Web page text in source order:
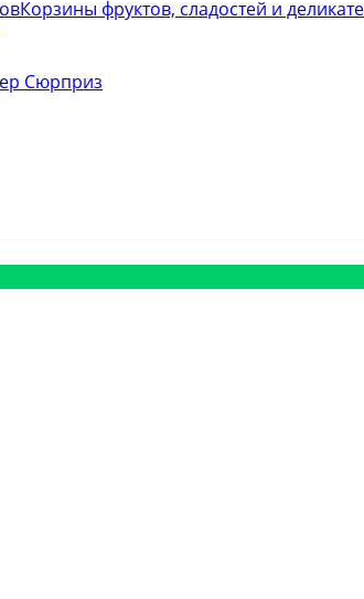
Корзины фруктов, сладостей и
Сюрприз